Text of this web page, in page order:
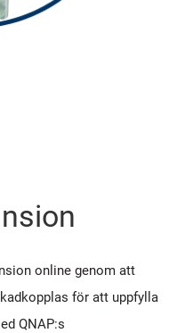
online genom att
för att uppfylla
QNAP:s